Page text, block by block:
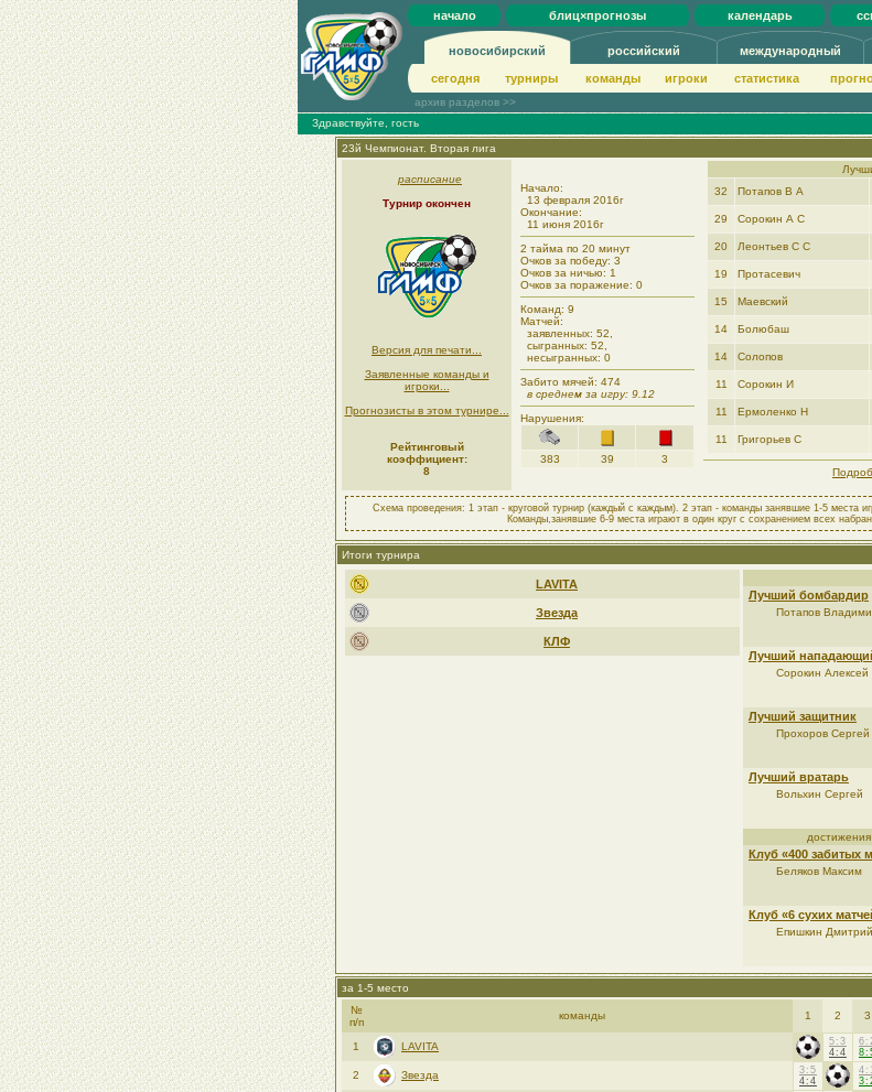
начало блиц×прогнозы календарь
новосибирский российский международный
сегодня турниры команды игроки статистика
архив разделов >>
Здравствуйте, гость
23й Чемпионат. Вторая лига
расписание
Турнир окончен
Версия для печати...
Заявленные команды и
игроки...
Прогнозисты в этом турнире...
Рейтинговый
коэффициент:
8
Начало:
13 февраля 2016г
Окончание:
11 июня 2016г
2 тайма по 20 минут
Очков за победу: 3
Очков за ничью: 1
Очков за поражение: 0
Команд: 9
Матчей:
заявленных: 52,
сыгранных: 52,
несыгранных: 0
Забито мячей: 474
в среднем за игру: 9.12
Нарушения:
383 39 3
32
Потапов В А
29 Сорокин А С
20 Леонтьев С С
19 Протасевич
15 Маевский
14 Болюбаш
14 Солопов
11 Сорокин И
11 Ермоленко Н
11 Григорьев С
Схема проведения: 1 этап - круговой турнир (каждый с каждым). 2 этап - команды занявшие 1-5 места
Команды,занявшие 6-9 места играют в один круг с сохранением всех
Итоги турнира
LAVITA
Звезда
КЛФ
Лучший бомбардир
Потапов
Лучший
Сорокин Алексей
Лучший защитник
Прохоров Сергей
Лучший вратарь
Вольхин Сергей
Клуб «400 забитых
Беляков Максим
Клуб «6 сухих
Епишкин Дмитрий
за 1-5 место
№
п/п
команды 1 2 3
1
LAVITA
5:3
4:4
2 Звезда
3:5
4:4